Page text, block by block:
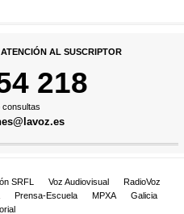
AL SUSCRIPTOR
218
consultas
SRFL Voz Audiovisual
RadioVoz
Prensa-Escuela MPXA
Galicia